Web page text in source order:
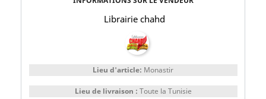
Librairie chahd
Lieu d'article: Monastir
Lieu de livraison : Toute la Tunisie